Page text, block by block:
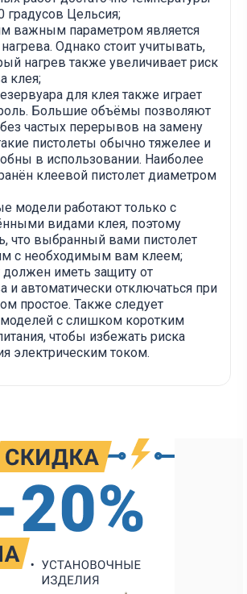
градусов Цельсия;
важным параметром является
Однако стоит учитывать,
нагрев также увеличивает риск
клея;
для клея также играет
Большие объёмы позволяют
без частых перерывов на замену
пистолеты обычно тяжелее и
в использовании. Наиболее
клеевой пистолет диаметром
модели работают только с
видами клея, поэтому
что выбранный вами пистолет
с необходимым вам клеем;
должен иметь защиту от
и автоматически отключаться при
простое. Также следует
моделей с слишком коротким
чтобы избежать риска
электрическим током.